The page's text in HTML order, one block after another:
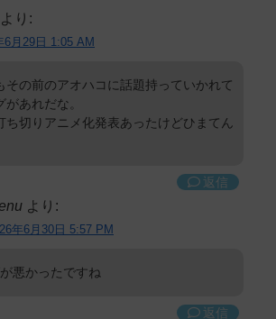
より:
6月29日 1:05 AM
その前のアオハコに話題持っていかれて
あれだな。
ち切りアニメ化発表あったけどひまてん
返信
より:
年6月30日 5:57 PM
悪かったですね
返信